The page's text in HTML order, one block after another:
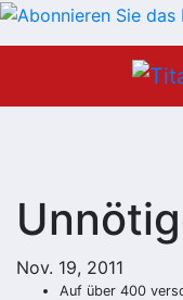
Nov. 19, 2011
Auf über 400